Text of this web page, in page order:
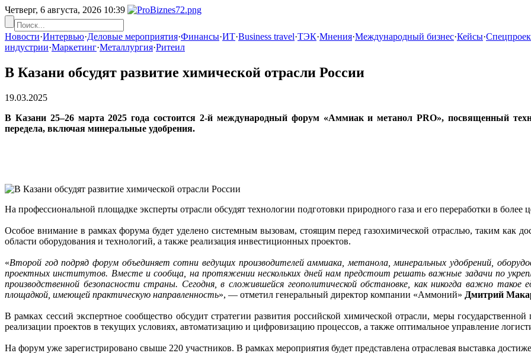
Четверг, 6 августа, 2026 10:39
Новости·Интервью·Деловые мероприятия·Финансы·ИТ·Business travel·ТЭК·Мнения·Международный бизнес·Кейсы·
индустрии·Маркетинг·Металлургия·Ритеил
В Казани обсудят развитие химической отрасли России
19.03.2025
В Казани 25–26 марта 2025 года состоится 2-й международный форум «Аммиак и метанол PRO», посвященный
передела, включая минеральные удобрения.
На профессиональной площадке эксперты отрасли обсудят технологии подготовки природного газа и его переработки в
Особое внимание в рамках форума будет уделено системным вызовам, стоящим перед газохимической отраслью, таким как
области оборудования и технологий, а также реализация инвестиционных проектов.
«Второй год подряд форум объединяет сотни ведущих производителей аммиака, метанола, минеральных удобрений,
проектных институтов. Вместе и сообща, на протяжении нескольких дней нам предстоит решать важные задачи по
производственной безопасности страны. Сегодня, в сложившейся геополитической обстановке, как никогда важно
площадкой, имеющей практическую направленность», — отметил генеральный директор компании «Аммоний» Дмитрий
В рамках сессий экспертное сообщество обсудит стратегии развития российской химической отрасли, меры
реализации проектов в текущих условиях, автоматизацию и цифровизацию процессов, а также оптимальное управление
На форум уже зарегистрировано свыше 220 участников. В рамках мероприятия будет представлена отраслевая выставка